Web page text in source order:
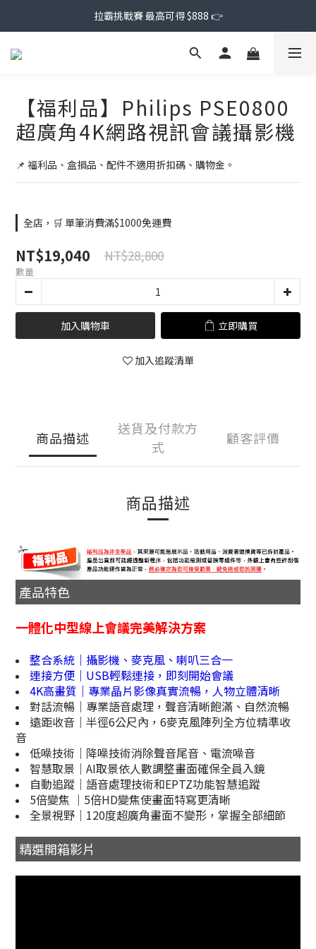
拉霸挑戰賽 最高可得 $888 👉
【福利品】Philips PSE0800
超廣角4K網路視訊會議攝影機
📌 福利品、盒損品、配件不適用折扣碼、購物金。
全店，🛒 單筆消費滿$1000免運費
NT$19,040 NT$28,800
數量
加入購物車 立即購買
加入追蹤清單
商品描述
送貨及付款方
式
顧客評價
商品描述
產品特色
一體化中型線上會議完美解決方案
整合系統｜攝影機、麥克風、喇叭三合一
連接方便｜USB輕鬆連接，即刻開始會議
4K高畫質｜專業晶片影像真實流暢，人物立體清晰
對話流暢｜專業語音處理，聲音清晰飽滿、自然流暢
遠距收音｜半徑6公尺內，6麥克風陣列全方位精準收
音
低噪技術｜降噪技術消除聲音尾音、電流噪音
智慧取景｜AI取景依人數調整畫面確保全員入鏡
自動追蹤｜語音處理技術和EPTZ功能智慧追蹤
5倍變焦 ｜5倍HD變焦使畫面特寫更清晰
全景視野｜120度超廣角畫面不變形，掌握全部細節
精選開箱影片